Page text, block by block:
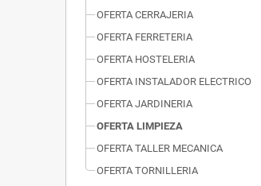
OFERTA CERRAJERIA
OFERTA FERRETERIA
OFERTA HOSTELERIA
OFERTA INSTALADOR ELECTRICO
OFERTA JARDINERIA
OFERTA LIMPIEZA
OFERTA TALLER MECANICA
OFERTA TORNILLERIA